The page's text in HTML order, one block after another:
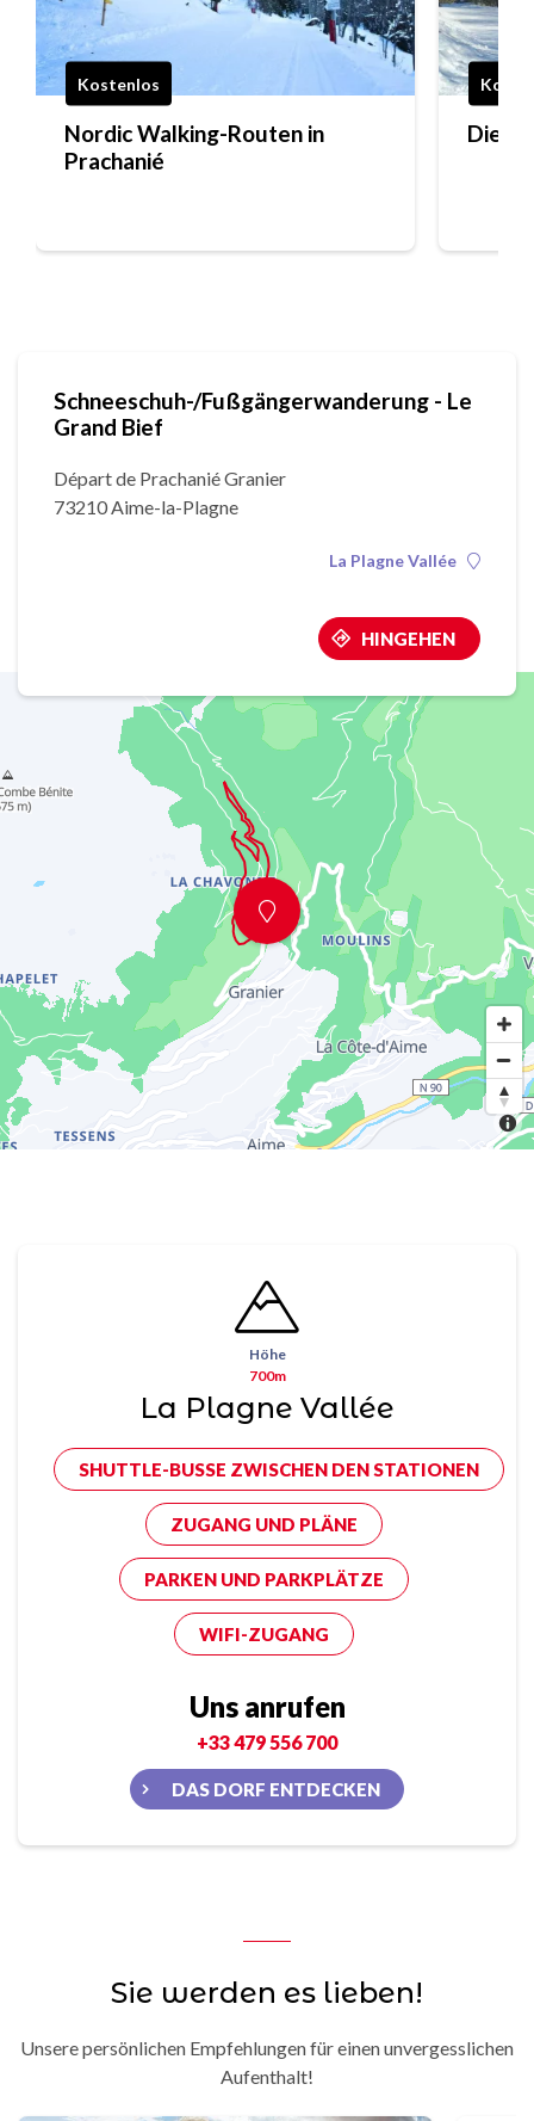
Kostenlos
Nordic Walking-Routen in
Prachanié
Die
Schneeschuh-/Fußgängerwanderung - Le
Grand Bief
Départ de Prachanié Granier
73210 Aime-la-Plagne
La Plagne Vallée
HINGEHEN
Höhe
700m
La Plagne Vallée
SHUTTLE-BUSSE ZWISCHEN DEN STATIONEN
ZUGANG UND PLÄNE
PARKEN UND PARKPLÄTZE
WIFI-ZUGANG
Uns anrufen
+33 479 556 700
DAS DORF ENTDECKEN
Sie werden es lieben!
Unsere persönlichen Empfehlungen für einen unvergesslichen
Aufenthalt!